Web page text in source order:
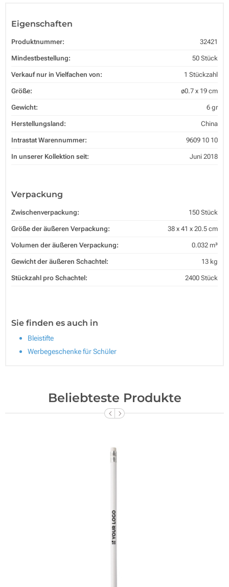
Eigenschaften
Produktnummer: 32421
Mindestbestellung: 50 Stück
Verkauf nur in Vielfachen von: 1 Stückzahl
Größe: ø0.7 x 19 cm
Gewicht: 6 gr
Herstellungsland: China
Intrastat Warennummer: 9609 10 10
In unserer Kollektion seit: Juni 2018
Verpackung
Zwischenverpackung: 150 Stück
Größe der äußeren Verpackung: 38 x 41 x 20.5 cm
Volumen der äußeren Verpackung: 0.032 m³
Gewicht der äußeren Schachtel: 13 kg
Stückzahl pro Schachtel: 2400 Stück
Sie finden es auch in
Bleistifte
Werbegeschenke für Schüler
Beliebteste Produkte